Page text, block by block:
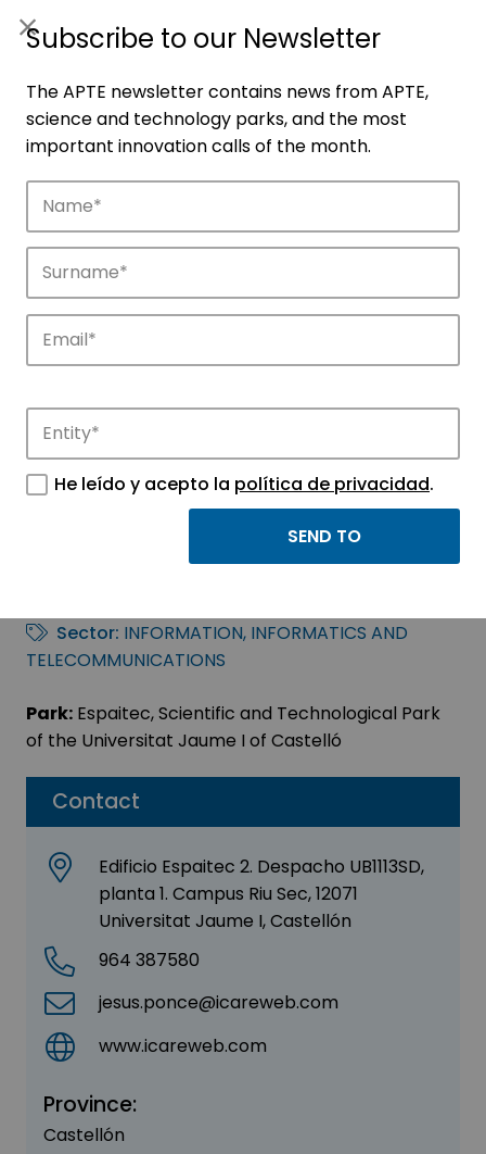
Companies
Discover the companies that drive
innovation in APTE’s parks.
Contact
Edificio Espaitec 2. Despacho UB1113SD,
planta 1. Campus Riu Sec, 12071
Universitat Jaume I, Castellón
964 387580
jesus.ponce@icareweb.com
www.icareweb.com
Province:
Castellón
I-Care Reliability
España S.L.
Sector: INFORMATION, INFORMATICS AND
TELECOMMUNICATIONS
Park: Espaitec, Scientific and Technological Park
of the Universitat Jaume I of Castelló
Subscribe to our Newsletter
The APTE newsletter contains news from APTE,
science and technology parks, and the most
important innovation calls of the month.
He leído y acepto la política de privacidad.